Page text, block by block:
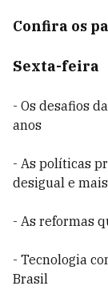
Confira os
Sexta-feira
- Os desafios
anos
- As políticas
desigual e
- As reformas
- Tecnologia
Brasil